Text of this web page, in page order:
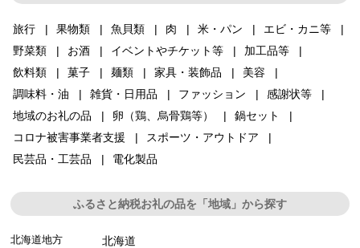
旅行 果物類 魚貝類 肉 米・パン
エビ・カニ等
野菜類
お酒 イベントやチケット等
加工品等
飲料類
菓子 麺類 家具・装飾品
美容
調味料・油
雑貨・日用品 ファッション
感謝状等
地域のお礼の品
卵（鶏、烏骨鶏等）
鍋セット
コロナ被害事業者支援
スポーツ・アウトドア
民芸品・工芸品
電化製品
ふるさと納税お礼の品を「地域」から探す
北海道地方 北海道